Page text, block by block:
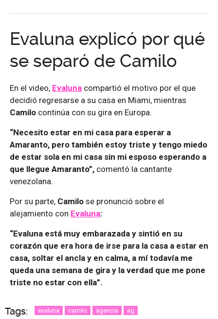
Evaluna explicó por qué
se separó de Camilo
En el video, Evaluna compartió el motivo por el que
decidió regresarse a su casa en Miami, mientras
Camilo continúa con su gira en Europa.
“Necesito estar en mi casa para esperar a
Amaranto, pero también estoy triste y tengo miedo
de estar sola en mi casa sin mi esposo esperando a
que llegue Amaranto”, comentó la cantante
venezolana.
Por su parte, Camilo se pronunció sobre el
alejamiento con Evaluna:
“Evaluna está muy embarazada y sintió en su
corazón que era hora de irse para la casa a estar en
casa, soltar el ancla y en calma, a mí todavía me
queda una semana de gira y la verdad que me pone
triste no estar con ella”.
Tags: evaluna camilo agencia ag